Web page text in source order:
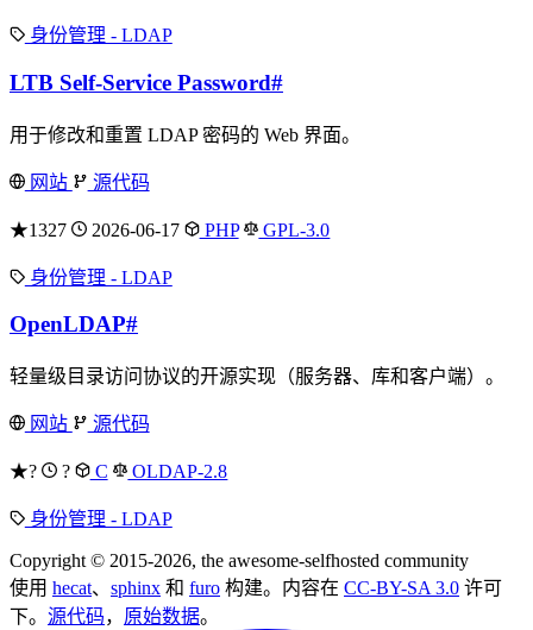
身份管理 - LDAP
LTB Self-Service Password#
用于修改和重置 LDAP 密码的 Web 界面。
网站 源代码
★1327 2026-06-17 PHP GPL-3.0
身份管理 - LDAP
OpenLDAP#
轻量级目录访问协议的开源实现（服务器、库和客户端）。
网站 源代码
★? ? C OLDAP-2.8
身份管理 - LDAP
Copyright © 2015-2026, the awesome-selfhosted community
使用 hecat、 sphinx 和 furo 构建。内容在 CC-BY-SA 3.0 许可
下。 源代码， 原始数据。